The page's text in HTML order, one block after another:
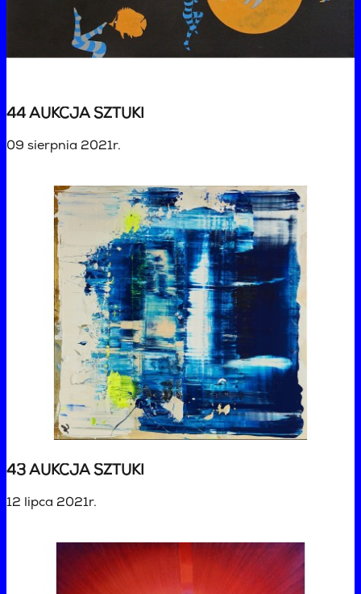
44 AUKCJA SZTUKI
09 sierpnia 2021r.
43 AUKCJA SZTUKI
12 lipca 2021r.